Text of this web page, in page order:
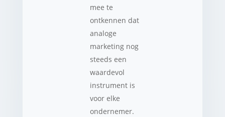
mee te
ontkennen dat
analoge
marketing nog
steeds een
waardevol
instrument is
voor elke
ondernemer.